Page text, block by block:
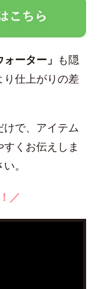
ーター」 も隠
仕上がりの差
けで、アイテム
くお伝えしま
。
／